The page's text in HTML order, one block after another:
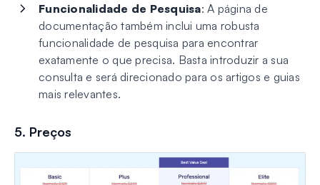
Funcionalidade de Pesquisa: A página de
documentação também inclui uma robusta
funcionalidade de pesquisa para encontrar
exatamente o que precisa. Basta introduzir a sua
consulta e será direcionado para os artigos e guias
mais relevantes.
5. Preços